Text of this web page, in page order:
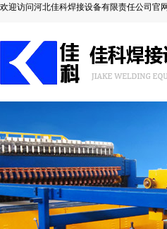
欢迎访问河北佳科焊接设备有限责任公司官